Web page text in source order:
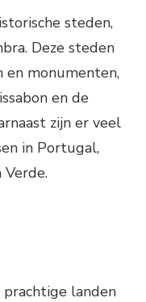
steden,
Deze steden
en monumenten,
en de
zijn er veel
in Portugal,
Verde.
landen